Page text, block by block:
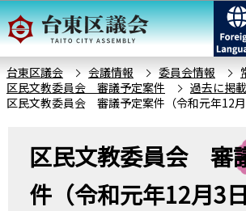
こ
の
ー
ジ
の
このページの本文へ移
台東区議会 会議情報 委員会情報
区民文教委員会 審議予定案件
過去に掲
区民文教委員会 審議予定案件（令和元年12月
区民文教委員会 審
件（令和元年12月3